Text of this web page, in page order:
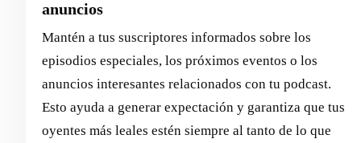
anuncios
Mantén a tus suscriptores informados sobre los
episodios especiales, los próximos eventos o los
anuncios interesantes relacionados con tu podcast.
Esto ayuda a generar expectación y garantiza que tus
oyentes más leales estén siempre al tanto de lo que